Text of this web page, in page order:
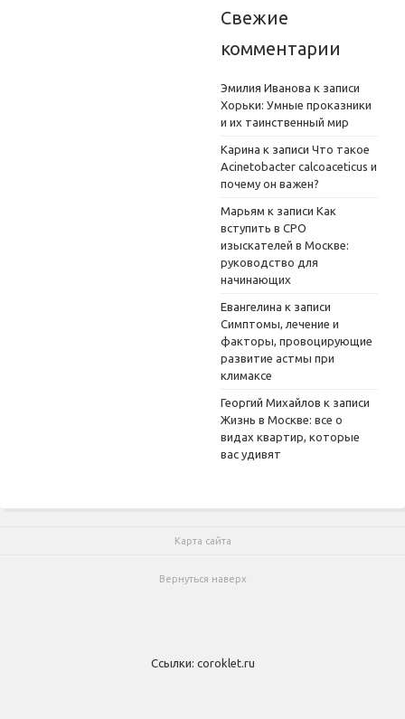
Свежие
комментарии
Эмилия Иванова к записи
Хорьки: Умные проказники
и их таинственный мир
Карина к записи Что такое
Acinetobacter calcoaceticus и
почему он важен?
Марьям к записи Как
вступить в СРО
изыскателей в Москве:
руководство для
начинающих
Евангелина к записи
Симптомы, лечение и
факторы, провоцирующие
развитие астмы при
климаксе
Георгий Михайлов к записи
Жизнь в Москве: все о
видах квартир, которые
вас удивят
Карта сайта
Вернуться наверх
Ссылки: coroklet.ru